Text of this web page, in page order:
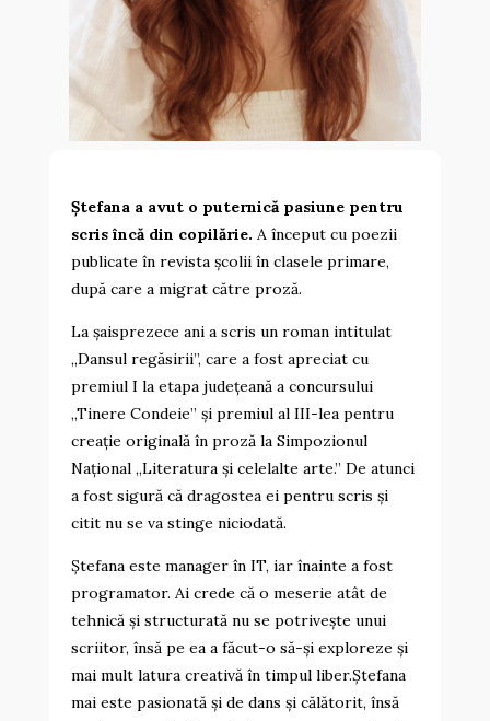
Ștefana a avut o puternică pasiune pentru
scris încă din copilărie. A început cu poezii
publicate în revista școlii în clasele primare,
după care a migrat către proză.
La șaisprezece ani a scris un roman intitulat
„Dansul regăsirii”, care a fost apreciat cu
premiul I la etapa județeană a concursului
„Tinere Condeie” și premiul al III-lea pentru
creație originală în proză la Simpozionul
Național „Literatura și celelalte arte.” De atunci
a fost sigură că dragostea ei pentru scris și
citit nu se va stinge niciodată.
Ștefana este manager în IT, iar înainte a fost
programator. Ai crede că o meserie atât de
tehnică și structurată nu se potrivește unui
scriitor, însă pe ea a făcut-o să-și exploreze și
mai mult latura creativă în timpul liber.Ștefana
mai este pasionată și de dans și călătorit, însă